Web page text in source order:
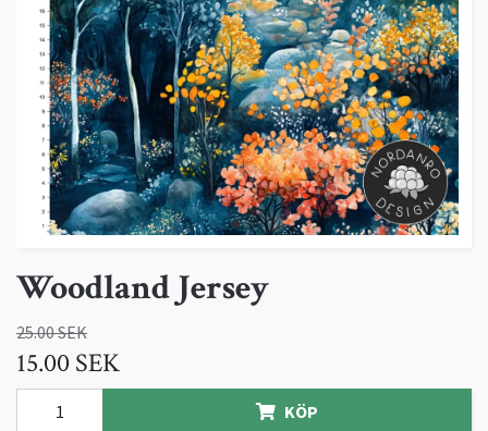
Woodland Jersey
25.00 SEK
15.00 SEK
KÖP